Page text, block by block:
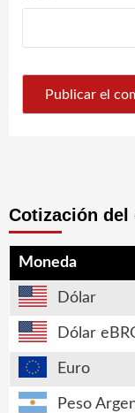
Cotización del
Moneda
Dólar
Dólar
Euro
Peso